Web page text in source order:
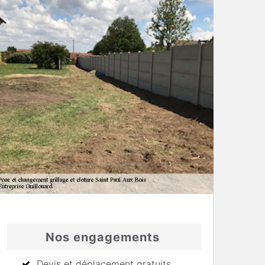
Nos engagements